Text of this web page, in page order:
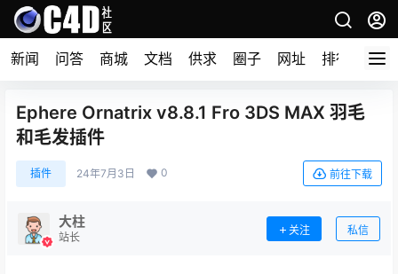
新闻 问答 商城 文档 供求 圈子 网址 排行榜
Ephere Ornatrix v8.8.1 Fro 3DS MAX 羽毛
和毛发插件
插件 24年7月3日 0 前往下载
大柱
站长
关注 私信